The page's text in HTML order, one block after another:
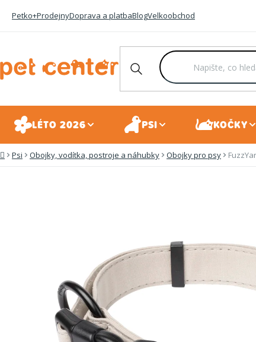
Petko+ProdejnyDoprava a platbaBlogVelkoobchod
LÉTO 2026 PSI KOČKY
Domů
Psi Obojky, vodítka, postroje a náhubky Obojky pro psy